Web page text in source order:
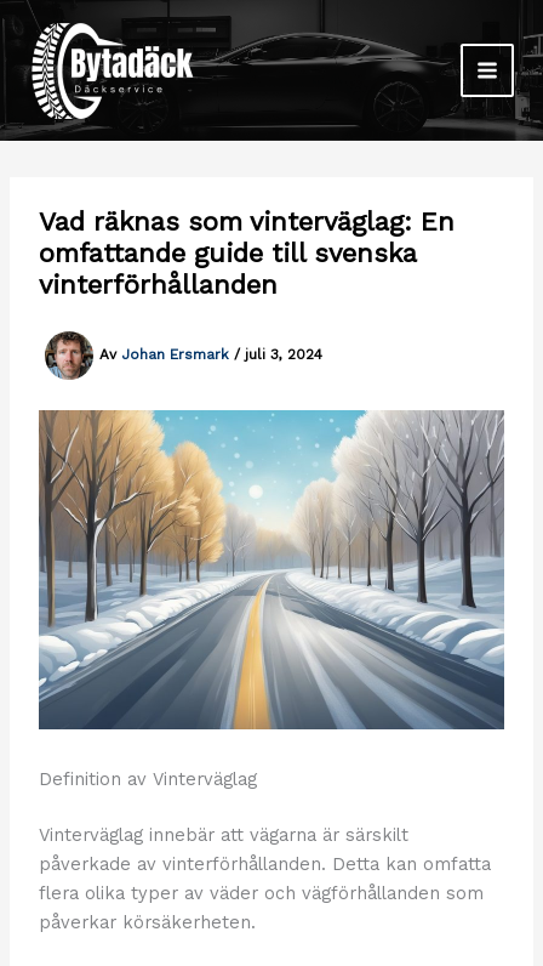
Hoppa
innehåll
Vad räknas som vinterväglag: En
omfattande guide till svenska
vinterförhållanden
Av Johan Ersmark / juli 3, 2024
Definition av Vinterväglag
Vinterväglag innebär att vägarna är särskilt
påverkade av vinterförhållanden. Detta kan omfatta
flera olika typer av väder och vägförhållanden som
påverkar körsäkerheten.